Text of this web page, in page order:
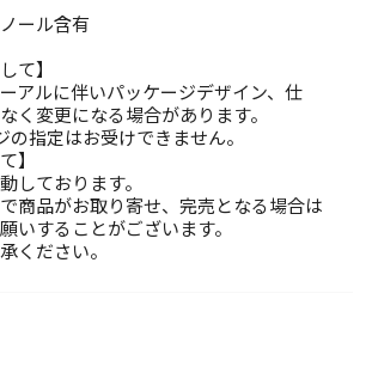
ール含有
て】
アルに伴いパッケージデザイン、仕
く変更になる場合があります。
の指定はお受けできません。
】
しております。
商品がお取り寄せ、完売となる場合は
いすることがございます。
ください。